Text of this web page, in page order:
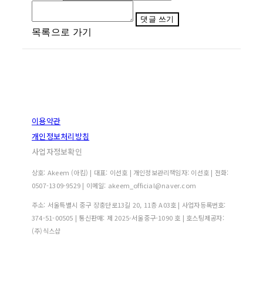
댓글 쓰기
목록으로 가기
이용약관
개인정보처리방침
사업자정보확인
상호: Akeem (아킴) | 대표: 이선호 | 개인정보관리책임자: 이선호 | 전화:
0507-1309-9529 | 이메일: akeem_official@naver.com
주소: 서울특별시 중구 장충단로13길 20, 11층 A03호 | 사업자등록번호:
374-51-00505 | 통신판매: 제 2025-서울중구-1090 호 | 호스팅제공자:
(주)식스샵